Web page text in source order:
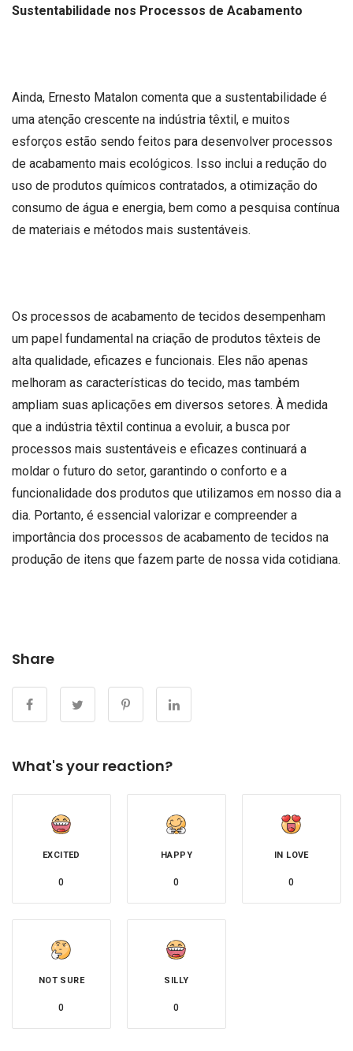
Sustentabilidade nos Processos de Acabamento
Ainda, Ernesto Matalon comenta que a sustentabilidade é
uma atenção crescente na indústria têxtil, e muitos
esforços estão sendo feitos para desenvolver processos
de acabamento mais ecológicos. Isso inclui a redução do
uso de produtos químicos contratados, a otimização do
consumo de água e energia, bem como a pesquisa contínua
de materiais e métodos mais sustentáveis.
Os processos de acabamento de tecidos desempenham
um papel fundamental na criação de produtos têxteis de
alta qualidade, eficazes e funcionais. Eles não apenas
melhoram as características do tecido, mas também
ampliam suas aplicações em diversos setores. À medida
que a indústria têxtil continua a evoluir, a busca por
processos mais sustentáveis ​​e eficazes continuará a
moldar o futuro do setor, garantindo o conforto e a
funcionalidade dos produtos que utilizamos em nosso dia a
dia. Portanto, é essencial valorizar e compreender a
importância dos processos de acabamento de tecidos na
produção de itens que fazem parte de nossa vida cotidiana.
Share
What's your reaction?
EXCITED
0
HAPPY
0
IN LOVE
0
NOT SURE
0
SILLY
0